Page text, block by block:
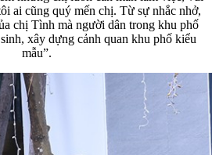
ai cũng quý mến chị. Từ sự nhắc nhở,
chị Tình mà người dân trong khu phố
xây dựng cảnh quan khu phố kiểu
mẫu”.